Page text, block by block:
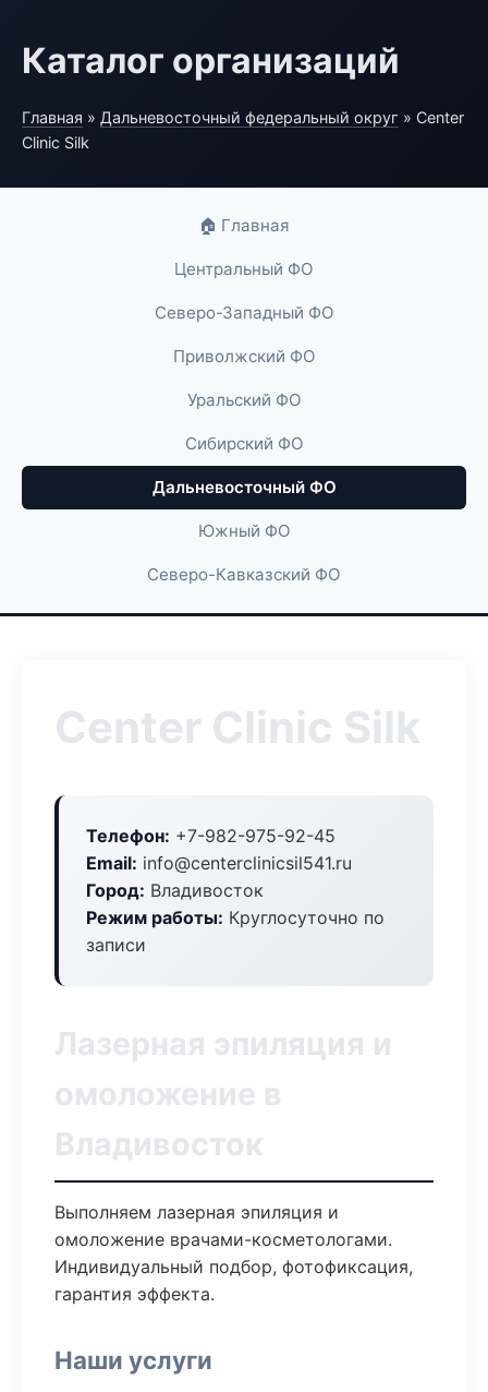
Каталог организаций
Главная » Дальневосточный федеральный округ » Center
Clinic Silk
🏠 Главная
Центральный ФО
Северо-Западный ФО
Приволжский ФО
Уральский ФО
Сибирский ФО
Дальневосточный ФО
Южный ФО
Северо-Кавказский ФО
Center Clinic Silk
Телефон: +7-982-975-92-45
Email: info@centerclinicsil541.ru
Город: Владивосток
Режим работы: Круглосуточно по
записи
Лазерная эпиляция и
омоложение в
Владивосток
Выполняем лазерная эпиляция и
омоложение врачами-косметологами.
Индивидуальный подбор, фотофиксация,
гарантия эффекта.
Наши услуги